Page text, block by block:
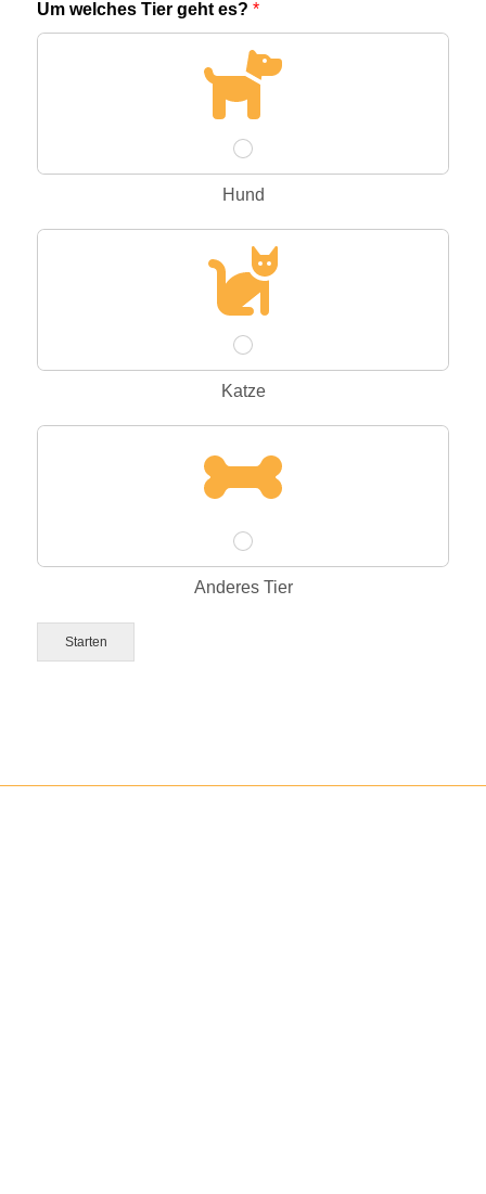
Um welches Tier geht es? *
Hund
Katze
Anderes Tier
Starten